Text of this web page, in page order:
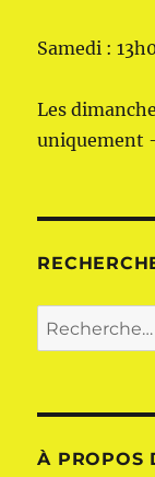
Samedi :
Les
uniquement
Recherche
pour :
À PROPOS